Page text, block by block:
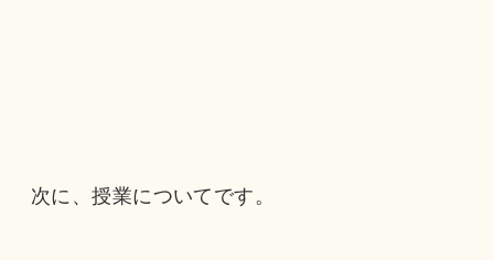
次に、授業についてです。